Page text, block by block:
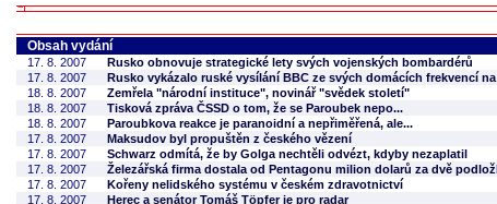
Obsah vydání
17. 8. 2007
Rusko obnovuje strategické lety svých vojenských bombardérů
17. 8. 2007
Rusko vykázalo ruské vysílání BBC ze svých domácích frekvencí na
18. 8. 2007
Zemřela "národní instituce", novinář "svědek století"
18. 8. 2007
Tisková zpráva ČSSD o tom, že se Paroubek nepo...
18. 8. 2007
Paroubkova reakce je paranoidní a nepřiměřená, ale...
17. 8. 2007
Maksudov byl propuštěn z českého vězení
17. 8. 2007
Schwarz odmítá, že by Golga nechtěli odvézt, kdyby nezaplatil
17. 8. 2007
Železářská firma dostala od Pentagonu milion dolarů za dvě
17. 8. 2007
Kořeny nelidského systému v českém zdravotnictví
17. 8. 2007
Herec a senátor Tomáš Töpfer je pro radar